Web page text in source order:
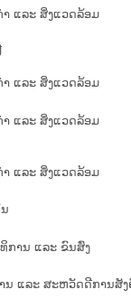
ແລະ ສິ່ງແວດລ້ອມ
ແລະ ສິ່ງແວດລ້ອມ
ແລະ ສິ່ງແວດລ້ອມ
ແລະ ສິ່ງແວດລ້ອມ
ການ ແລະ ຂົນສົ່ງ
ນ ແລະ ສະຫວັດດີການສັ